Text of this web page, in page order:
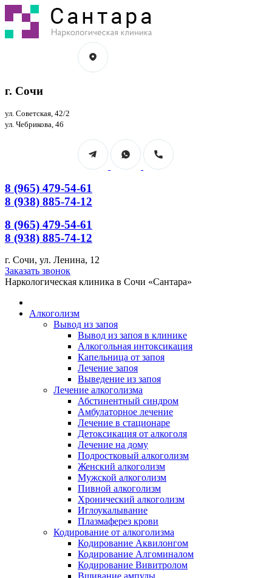
к
содержанию
г. Сочи
ул. Советская, 42/2
ул. Чебрикова, 46
8 (965) 479-54-61
8 (938) 885-74-12
8 (965) 479-54-61
8 (938) 885-74-12
г. Сочи, ул. Ленина, 12
Страница
Telegram
новом
Страница
WhatsApp
новом
Заказать звонок
Наркологическая клиника в Сочи «Сантара»
Алкоголизм
Вывод из запоя
Вывод из запоя в клинике
Алкогольная интоксикация
Капельница от запоя
Лечение запоя
Выведение из запоя
Лечение алкоголизма
Абстинентный синдром
Амбулаторное лечение
Лечение в стационаре
Детоксикация от алкоголя
Лечение на дому
Подростковый алкоголизм
Женский алкоголизм
Мужской алкоголизм
Пивной алкоголизм
Хронический алкоголизм
Иглоукалывание
Плазмаферез крови
Кодирование от алкоголизма
Кодирование Аквилонгом
Кодирование Алгоминалом
Кодирование Вивитролом
Вшивание ампулы